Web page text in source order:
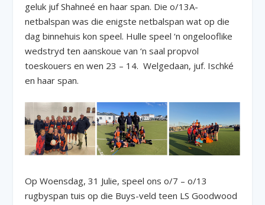
geluk juf Shahneé en haar span. Die o/13A-
netbalspan was die enigste netbalspan wat op die
dag binnehuis kon speel. Hulle speel ‘n ongelooflike
wedstryd ten aanskoue van ‘n saal propvol
toeskouers en wen 23 – 14. Welgedaan, juf. Ischké
en haar span.
Op Woensdag, 31 Julie, speel ons o/7 – o/13
rugbyspan tuis op die Buys-veld teen LS Goodwood